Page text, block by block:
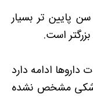
پایین تر بسیار
است.
ادامه دارد
مشخص نشده